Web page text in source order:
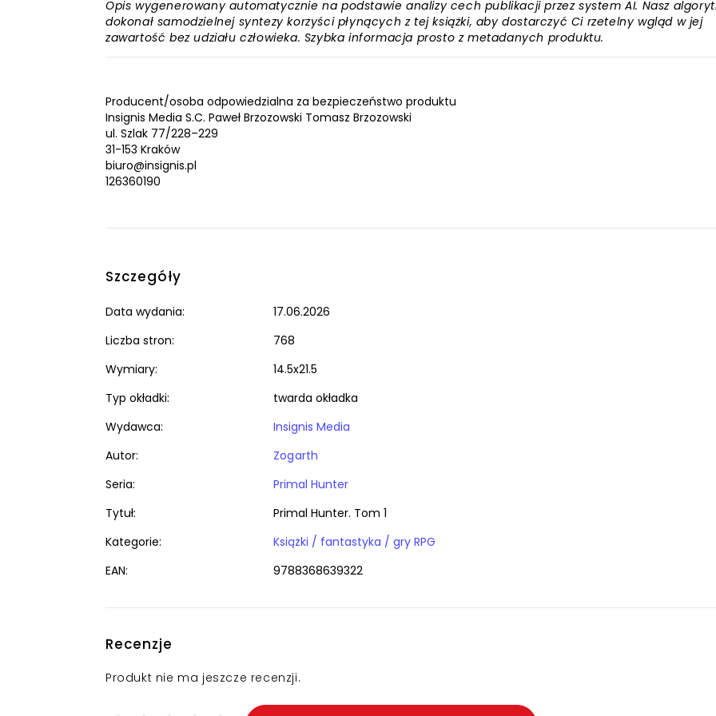
Opis wygenerowany automatycznie na podstawie analizy cech publikacji przez system AI. Nasz
dokonał samodzielnej syntezy korzyści płynących z tej książki, aby dostarczyć Ci rzetelny wgląd w jej
zawartość bez udziału człowieka. Szybka informacja prosto z metadanych produktu.
Producent/osoba odpowiedzialna za bezpieczeństwo produktu
Insignis Media S.C. Paweł Brzozowski Tomasz Brzozowski
ul. Szlak 77/228–229
31-153 Kraków
biuro@insignis.pl
126360190
Szczegóły
Data wydania:
17.06.2026
Liczba stron:
768
Wymiary:
14.5x21.5
Typ okładki:
twarda okładka
Wydawca:
Insignis Media
Autor:
Zogarth
Seria:
Primal Hunter
Tytuł:
Primal Hunter. Tom 1
Kategorie:
Książki / fantastyka / gry RPG
EAN:
9788368639322
Recenzje
Produkt nie ma jeszcze recenzji.